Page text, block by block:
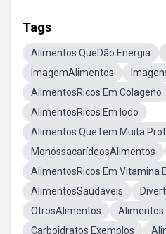
Tags
Alimentos QueDão Energia
ImagemAlimentos
AlimentosRicos Em Colageno
AlimentosRicos Em Iodo
Alimentos QueTem Muita
MonossacarídeosAlimentos
AlimentosRicos Em Vitamina E
AlimentosSaudáveis
OtrosAlimentos
Alimentos
Carboidratos Exemplos